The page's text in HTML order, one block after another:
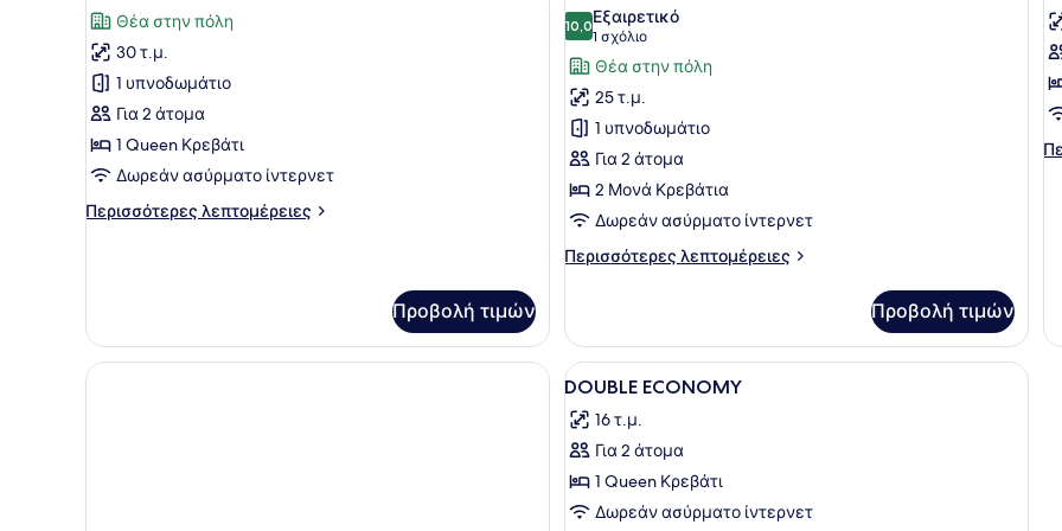
Twin)
των
φωτογραφιών
για
Grand
Δίκλινο
Δωμάτιο
(Double)
Θέα στην πόλη
30 τ.μ.
1 υπνοδωμάτιο
Για 2 άτομα
1 Queen Κρεβάτι
Δωρεάν ασύρματο ίντερνετ
Περισσότερες λεπτομέρειες
Περισσότερες
(Double)
Προβολή τιμών
των
φωτογραφιών
για
Gallery
Δωμάτιο
10,010,0 στα 10
Εξαιρετικό
1 σχόλιο
(1
σχόλιο)
Θέα στην πόλη
25 τ.μ.
1 υπνοδωμάτιο
Για 2 άτομα
2 Μονά Κρεβάτια
Δωρεάν ασύρματο ίντερνετ
Περισσότερες λεπτομέρειες
Περισσότερες
Δωμάτιο
Προβολή τιμών
Προβολή
όλων
των
φωτογραφιών
για
DOUBLE
Ένα σύγχρονο υπνοδωμάτιο με
2
DOUBLE ECONOMY
16 τ.μ.
Για 2 άτομα
1 Queen Κρεβάτι
Δωρεάν ασύρματο ίντερνετ